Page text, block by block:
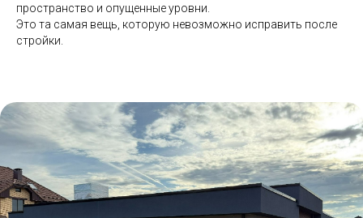
пространство и опущенные уровни.
Это та самая вещь, которую невозможно исправить после
стройки.